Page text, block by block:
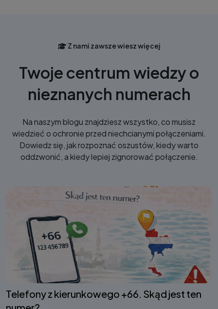
Z nami zawsze wiesz więcej
Twoje centrum wiedzy o
nieznanych numerach
Na naszym blogu znajdziesz wszystko, co musisz
wiedzieć o ochronie przed niechcianymi połączeniami.
Dowiedz się, jak rozpoznać oszustów, kiedy warto
oddzwonić, a kiedy lepiej zignorować połączenie.
Telefony z kierunkowego +66. Skąd jest ten